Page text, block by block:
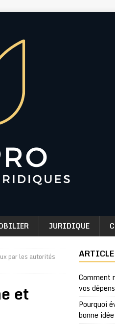
JURIDIQUE
par les autorités
et
Comment
vos
Pourquoi
bonne idée